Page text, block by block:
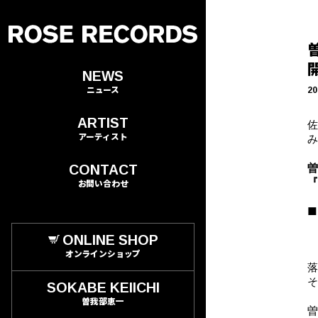
NEWS
ニュース
ARTIST
アーティスト
CONTACT
お問い合わせ
ONLINE SHOP
オンラインショップ
SOKABE KEIICHI
曽我部恵一
■